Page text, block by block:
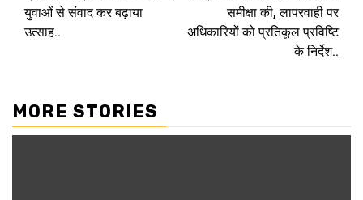
युवाओं से संवाद कर बढ़ाया
उत्साह..
समीक्षा की, लापरवाही पर
अधिकारियों को प्रतिकूल प्रविष्टि
के निर्देश..
MORE STORIES